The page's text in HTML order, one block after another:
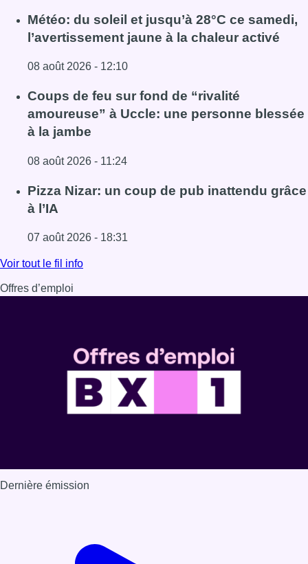
Météo: du soleil et jusqu’à 28°C ce samedi,
l’avertissement jaune à la chaleur activé
08 août 2026 - 12:10
Lire l'article Météo: du soleil et jusqu’à 28°C ce samedi,
Coups de feu sur fond de “rivalité
amoureuse” à Uccle: une personne blessée
à la jambe
08 août 2026 - 11:24
Lire l'article Coups de feu sur fond de “rivalité
Pizza Nizar: un coup de pub inattendu grâce
à l’IA
07 août 2026 - 18:31
Lire l'article Pizza Nizar: un coup de pub inattendu grâce
Voir tout le fil info
Offres d’emploi
Dernière émission